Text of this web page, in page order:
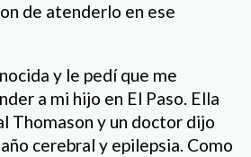
de atenderlo en ese
y le pedí que me
a mi hijo en El Paso. Ella
Thomason y un doctor dijo
cerebral y epilepsia. Como